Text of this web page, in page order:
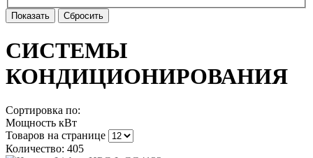
СИСТЕМЫ
КОНДИЦИОНИРОВАНИЯ
Сортировка по:
Мощность кВт
Товаров на странице
Количество: 405